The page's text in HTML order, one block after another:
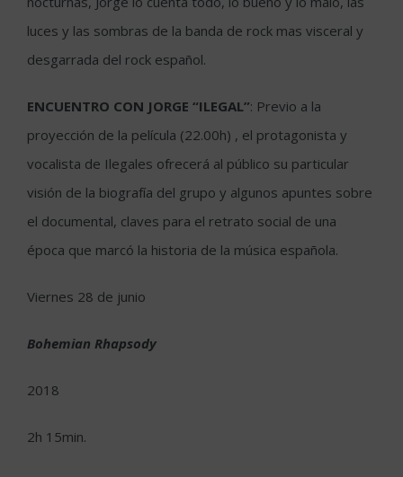
luces y las sombras de la banda de rock mas visceral y
desgarrada del rock español.
ENCUENTRO CON JORGE “ILEGAL”: Previo a la
proyección de la película (22.00h) , el protagonista y
vocalista de Ilegales ofrecerá al público su particular
visión de la biografía del grupo y algunos apuntes sobre
el documental, claves para el retrato social de una
época que marcó la historia de la música española.
Viernes 28 de junio
Bohemian Rhapsody
2018
2h 15min.